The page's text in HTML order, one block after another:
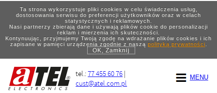
Ta strona wykorzystuje pliki cookies w celu świadczenia usług,
dostosowania serwisu do preferencji użytkowników oraz w celach
statystycznych i reklamowych.
Nasi partnerzy zbierają dane i używają plików cookie do personalizacji
reklam i mierzenia ich skuteczności.
Kontynuując, przyjmujemy Twoją zgodę na wdrażanie plików cookies i ich
zapisane w pamięci urządzenia zgodnie z naszą polityką prywatności.
OK, Zamknij
MENU
tel.:77 455 60 76 |
cust@atel.com.pl